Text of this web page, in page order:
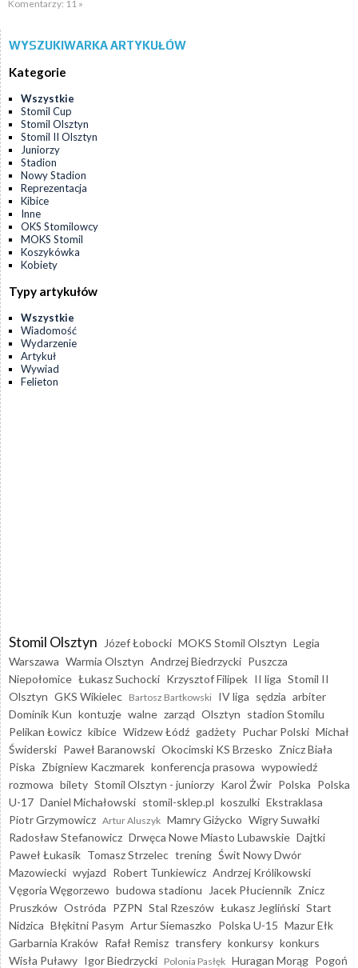
Komentarzy: 11 »
WYSZUKIWARKA ARTYKUŁÓW
Kategorie
Wszystkie
Stomil Cup
Stomil Olsztyn
Stomil II Olsztyn
Juniorzy
Stadion
Nowy Stadion
Reprezentacja
Kibice
Inne
OKS Stomilowcy
MOKS Stomil
Koszykówka
Kobiety
Typy artykułów
Wszystkie
Wiadomość
Wydarzenie
Artykuł
Wywiad
Felieton
Stomil Olsztyn Józef Łobocki MOKS Stomil Olsztyn Legia
Warszawa Warmia Olsztyn Andrzej Biedrzycki Puszcza
Niepołomice Łukasz Suchocki Krzysztof Filipek II liga Stomil II
Olsztyn GKS Wikielec Bartosz Bartkowski IV liga sędzia arbiter
Dominik Kun kontuzje walne zarząd Olsztyn stadion Stomilu
Pelikan Łowicz kibice Widzew Łódź gadżety Puchar Polski Michał
Świderski Paweł Baranowski Okocimski KS Brzesko Znicz Biała
Piska Zbigniew Kaczmarek konferencja prasowa wypowiedź
rozmowa bilety Stomil Olsztyn - juniorzy Karol Żwir Polska Polska
U-17 Daniel Michałowski stomil-sklep.pl koszulki Ekstraklasa
Piotr Grzymowicz Artur Aluszyk Mamry Giżycko Wigry Suwałki
Radosław Stefanowicz Drwęca Nowe Miasto Lubawskie Dajtki
Paweł Łukasik Tomasz Strzelec trening Świt Nowy Dwór
Mazowiecki wyjazd Robert Tunkiewicz Andrzej Królikowski
Vęgoria Węgorzewo budowa stadionu Jacek Płuciennik Znicz
Pruszków Ostróda PZPN Stal Rzeszów Łukasz Jegliński Start
Nidzica Błękitni Pasym Artur Siemaszko Polska U-15 Mazur Ełk
Garbarnia Kraków Rafał Remisz transfery konkursy konkurs
Wisła Puławy Igor Biedrzycki Polonia Pasłęk Huragan Morąg Pogoń